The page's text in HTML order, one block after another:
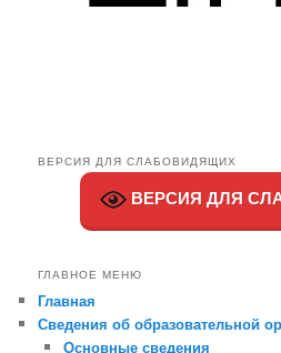
ВЕРСИЯ ДЛЯ СЛАБОВИДЯЩИХ
ВЕРСИЯ ДЛЯ
ГЛАВНОЕ МЕНЮ
Главная
Сведения об образовательной
Основные сведения